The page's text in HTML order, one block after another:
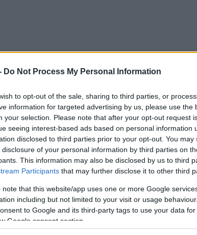
Do Not Process My Personal Information
to opt-out of the sale, sharing to third parties, or
information for targeted advertising by us, please use the
your selection. Please note that after your opt-out request
seeing interest-based ads based on personal information
disclosed to third parties prior to your opt-out. You
of your personal information by third parties on
This information may also be disclosed by us to third
Participants that may further disclose it to other third
note that this website/app uses one or more Google
including but not limited to your visit or usage
to Google and its third-party tags to use your data
Google consent section.